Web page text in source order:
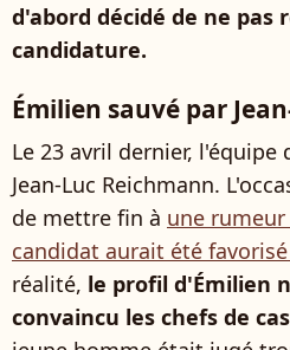
d'abord décidé de ne pas
candidature.
Émilien sauvé par
Le 23 avril dernier, l'équipe
Jean-Luc Reichmann.
de mettre fin à une
candidat aurait été
réalité, le profil d'Émilien
convaincu les chefs de